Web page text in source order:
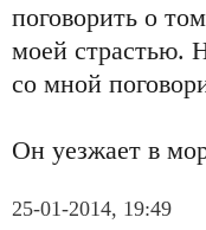
поговорить о
моей страстью.
со мной
Он уезжает в
25-01-2014, 19:49